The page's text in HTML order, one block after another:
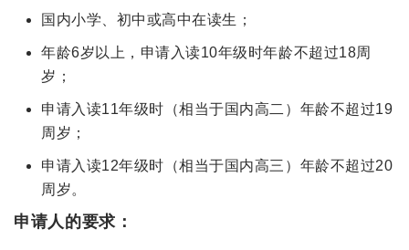
国内小学、初中或高中在读生；
年龄6岁以上，申请入读10年级时年龄不超过18周
岁；
申请入读11年级时（相当于国内高二）年龄不超过19
周岁；
申请入读12年级时（相当于国内高三）年龄不超过20
周岁。
申请人的要求：